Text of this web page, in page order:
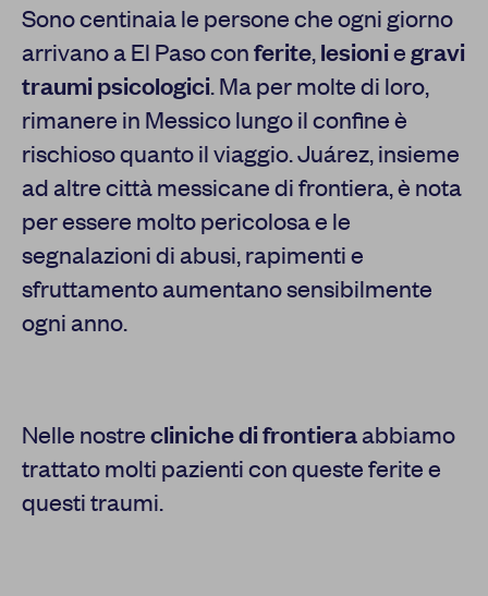
Sono centinaia le persone che ogni giorno
arrivano a El Paso conferite,lesionie gravi
traumi psicologici. Ma per molte di loro,
rimanere in Messico lungo il confine è
rischioso quanto il viaggio. Juárez, insieme
ad altre città messicane di frontiera, è nota
per essere molto pericolosa e le
segnalazioni di abusi, rapimenti e
sfruttamento aumentano sensibilmente
ogni anno.
Nelle nostrecliniche di frontieraabbiamo
trattato molti pazienti con queste ferite e
questi traumi.